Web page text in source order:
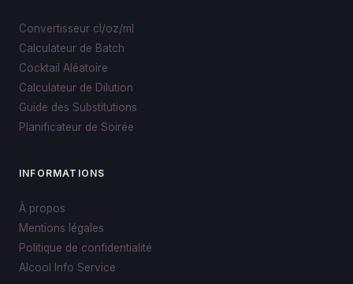
Convertisseur cl/oz/ml
Calculateur de Batch
Cocktail Aléatoire
Calculateur de Dilution
Guide des Substitutions
Planificateur de Soirée
INFORMATIONS
À propos
Mentions légales
Politique de confidentialité
Alcool Info Service